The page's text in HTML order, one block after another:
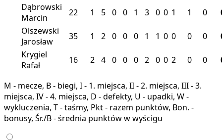
Dąbrowski
Marcin
22 1 5 0 0 1 3 0 0 1 1 0
Olszewski
Jarosław
35 1 2 0 0 0 1 1 0 0 0 0
Krygiel
Rafał
16 2 4 0 0 0 2 0 0 2 0 0
M - mecze, B - biegi, I - 1. miejsca, II - 2. miejsca, III - 3.
miejsca, IV - 4. miejsca, D - defekty, U - upadki, W -
wykluczenia, T - taśmy, Pkt - razem punktów, Bon. -
bonusy, Śr./B - średnia punktów w wyścigu